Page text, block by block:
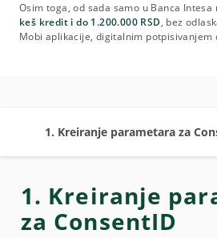
Osim toga, od sada samo u Banca Intesa
keš kredit i do 1.200.000 RSD, bez
Mobi aplikacije, digitalnim potpisivanjem
1. Kreiranje parametara za
1. Kreiranje
za ConsentID